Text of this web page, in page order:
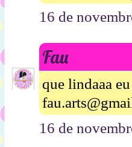
16 de
Fau
que lindaaa
16 de